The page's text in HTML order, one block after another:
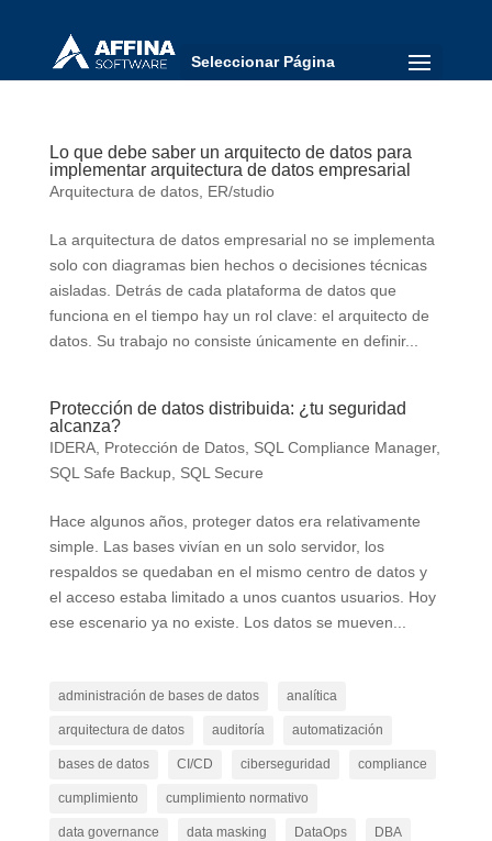
Seleccionar Página
Lo que debe saber un arquitecto de datos para
implementar arquitectura de datos empresarial
Arquitectura de datos, ER/studio
La arquitectura de datos empresarial no se implementa
solo con diagramas bien hechos o decisiones técnicas
aisladas. Detrás de cada plataforma de datos que
funciona en el tiempo hay un rol clave: el arquitecto de
datos. Su trabajo no consiste únicamente en definir...
Protección de datos distribuida: ¿tu seguridad
alcanza?
IDERA, Protección de Datos, SQL Compliance Manager,
SQL Safe Backup, SQL Secure
Hace algunos años, proteger datos era relativamente
simple. Las bases vivían en un solo servidor, los
respaldos se quedaban en el mismo centro de datos y
el acceso estaba limitado a unos cuantos usuarios. Hoy
ese escenario ya no existe. Los datos se mueven...
administración de bases de datos analítica
arquitectura de datos auditoría automatización
bases de datos CI/CD ciberseguridad compliance
cumplimiento cumplimiento normativo
data governance data masking DataOps DBA